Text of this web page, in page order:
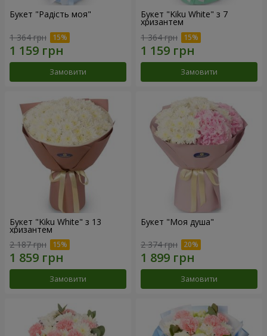
Букет "Радість моя"
1 364 грн
Замовити
Букет "Kiku White" з 7
хризантем
1 364 грн
Замовити
Букет "Kiku White" з 13
хризантем
2 187 грн
Замовити
Букет "Моя душа"
2 374 грн
Замовити